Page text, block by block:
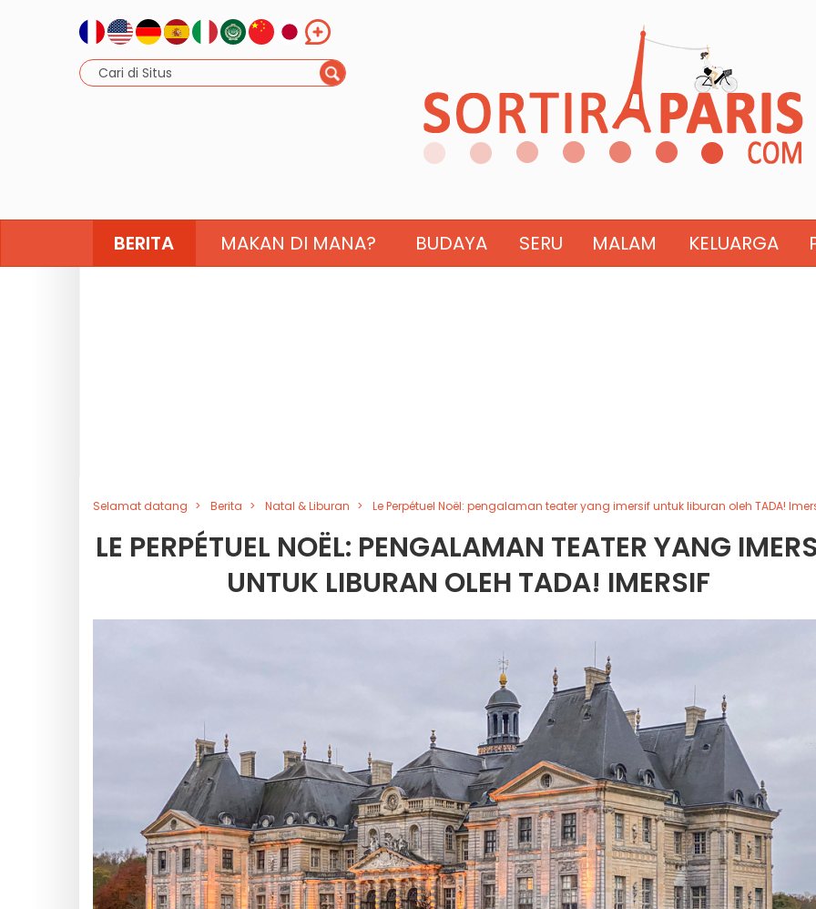
BERITA MAKAN DI MANA? BUDAYA SERU MALAM KELUARGA
Selamat datang Berita Natal & Liburan Le Perpétuel Noël: pengalaman teater yang imersif untuk liburan oleh TADA!
LE PERPÉTUEL NOËL: PENGALAMAN TEATER YANG
UNTUK LIBURAN OLEH TADA! IMERSIF